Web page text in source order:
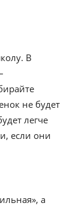
В
не будет
легче
если они
а